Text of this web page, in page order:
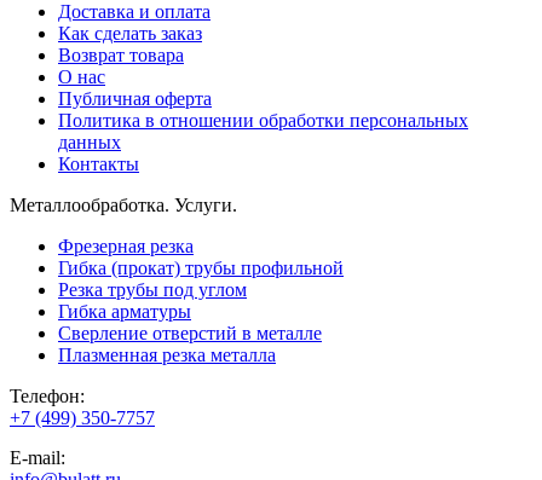
Доставка и оплата
Как сделать заказ
Возврат товара
О нас
Публичная оферта
Политика в отношении обработки персональных
данных
Контакты
Металлообработка. Услуги.
Фрезерная резка
Гибка (прокат) трубы профильной
Резка трубы под углом
Гибка арматуры
Сверление отверстий в металле
Плазменная резка металла
Телефон:
+7 (499) 350-7757
E-mail: